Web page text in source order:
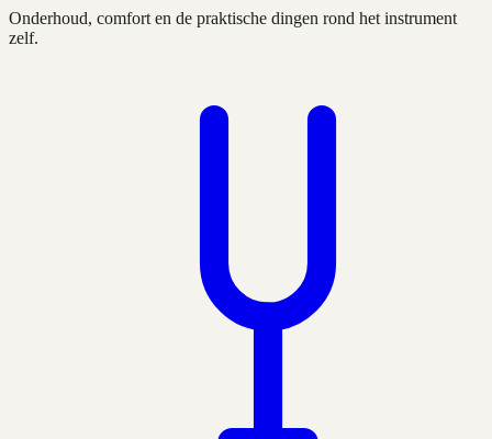
Onderhoud, comfort en de praktische dingen rond het instrument
zelf.